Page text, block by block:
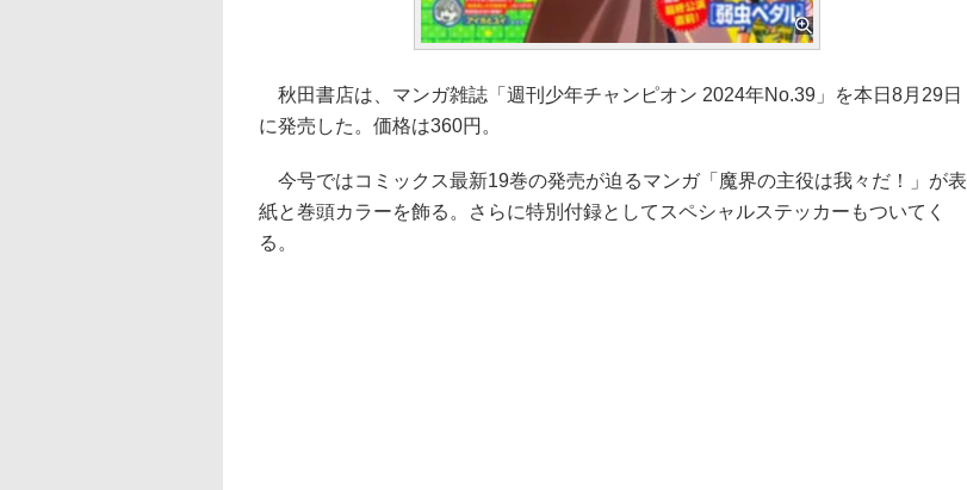
秋田書店は、マンガ雑誌「週刊少年チャンピオン 2024年No.39」を本日8月29日
に発売した。価格は360円。
今号ではコミックス最新19巻の発売が迫るマンガ「魔界の主役は我々だ！」が表
紙と巻頭カラーを飾る。さらに特別付録としてスペシャルステッカーもついてく
る。